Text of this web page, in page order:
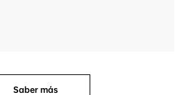
Saber más